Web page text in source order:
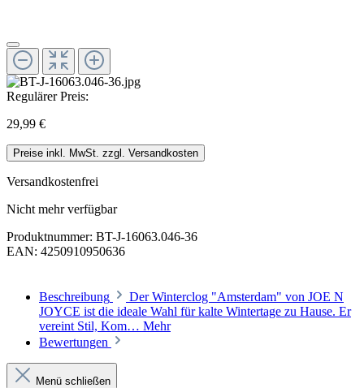
Regulärer Preis:
29,99 €
Preise inkl. MwSt. zzgl. Versandkosten
Versandkostenfrei
Nicht mehr verfügbar
Produktnummer: BT-J-16063.046-36
EAN: 4250910950636
Beschreibung
Der Winterclog "Amsterdam" von JOE N
JOYCE ist die ideale Wahl für kalte Wintertage zu Hause. Er
vereint Stil, Kom… Mehr
Bewertungen
Menü schließen